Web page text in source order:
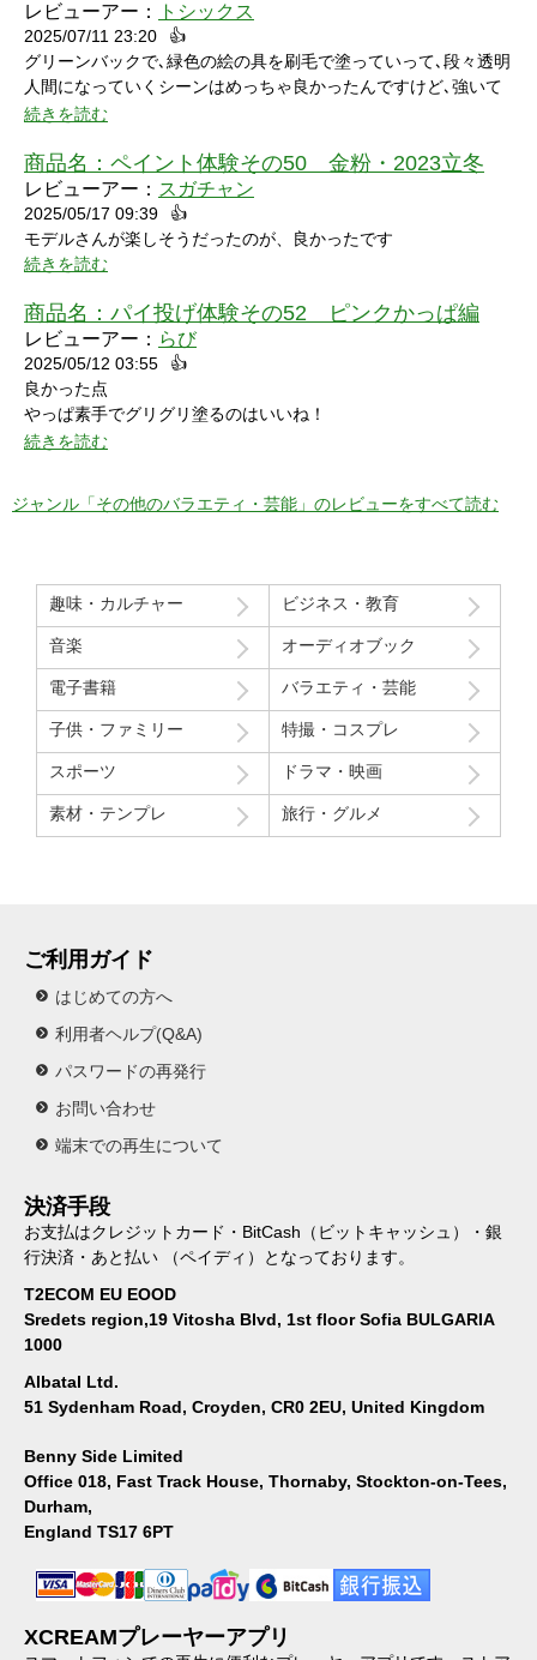
レビューアー： トシックス
2025/07/11 23:20
👍
グリーンバックで､緑色の絵の具を刷毛で塗っていって､段々透明
人間になっていくシーンはめっちゃ良かったんですけど､強いて
言うなら､上半身だけで無くて､全身も透明になる所も見てみたい
続きを読む
商品名： ペイント体験その50 金粉・2023立冬
レビューアー： スガチャン
2025/05/17 09:39
👍
モデルさんが楽しそうだったのが、良かったです
続きを読む
商品名： パイ投げ体験その52 ピンクかっぱ編
レビューアー： らび
2025/05/12 03:55
👍
良かった点
やっぱ素手でグリグリ塗るのはいいね！
特に21分の途中からとてもいい感じ！
う」という趣旨の発言と「パイを食らう事はなんとも無い」とい
う趣旨の２つの部分ちょっと気分下がってしまったw
Route207さんいつも良い作品をありがとうございます！
初レビューですが、よく購入させて貰ってます！
続きを読む
ジャンル「その他のバラエティ・芸能」のレビューをすべて読む
趣味・カルチャー ビジネス・教育
音楽 オーディオブック
電子書籍 バラエティ・芸能
子供・ファミリー 特撮・コスプレ
スポーツ ドラマ・映画
素材・テンプレ 旅行・グルメ
ご利用ガイド
はじめての方へ
利用者ヘルプ(Q&A)
パスワードの再発行
お問い合わせ
端末での再生について
決済手段
お支払はクレジットカード・BitCash（ビットキャッシュ）・銀
行決済・あと払い （ペイディ）となっております。
T2ECOM EU EOOD
Sredets region,19 Vitosha Blvd, 1st floor Sofia BULGARIA
1000
Albatal Ltd.
51 Sydenham Road, Croyden, CR0 2EU, United Kingdom
Benny Side Limited
Office 018, Fast Track House, Thornaby, Stockton-on-Tees,
Durham,
England TS17 6PT
XCREAMプレーヤーアプリ